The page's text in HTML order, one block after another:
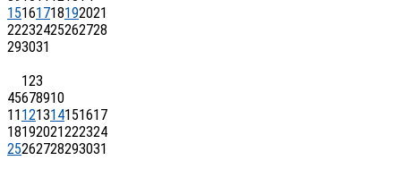
15161718192021
22232425262728
293031
123
45678910
11 121314151617
18192021222324
25262728293031